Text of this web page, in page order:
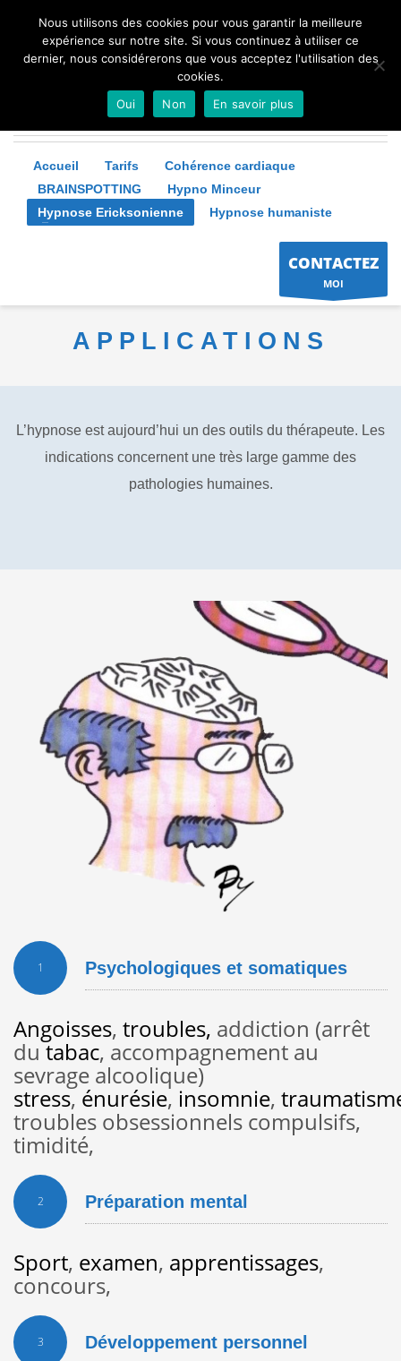
Accueil Tarifs
Cohérence cardiaque
BRAINSPOTTING
Hypno Minceur
Hypnose Ericksonienne
Hypnose humaniste
CONTACTEZ
MOI
APPLICATIONS
L’hypnose est aujourd’hui un des outils du thérapeute. Les
indications concernent une très large gamme des
pathologies humaines.
1 Psychologiques et somatiques
Angoisses, troubles, addiction (arrêt
dutabac, accompagnement au
sevrage alcoolique)
stress,énurésie, insomnie,
troubles obsessionnels compulsifs,
timidité,
2 Préparation mental
Sport, examen, apprentissages,
concours,
3 Développement personnel
Nous utilisons des cookies pour vous garantir la meilleure
expérience sur notre site. Si vous continuez à utiliser ce
dernier, nous considérerons que vous acceptez l'utilisation des
cookies.
Oui
Non En savoir plus